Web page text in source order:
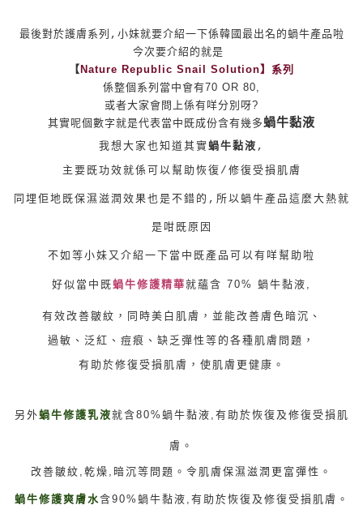
最後對於護膚系列,小妹就要介紹一下係韓國最出名的蝸牛產品啦
今次要介紹的就是
【Nature Republic Snail Solution】系列
係整個系列當中會有70 OR 80,
或者大家會問上係有咩分別呀?
其實呢個數字就是代表當中既成份含有幾多 蝸牛黏液
我想大家也知道其實蝸牛黏液 ,
主要既功效就係可以幫助 恢復/ 修復 受損肌膚
同埋佢地既保濕滋潤效果也是不錯的,所以蝸牛產品這麼大熱就
是咁既原因
不如等小妹又介紹一下當中既產品可以有咩幫助啦
好似當中既蝸牛修護精華就蘊含 70% 蝸牛黏液,
有效改善皺紋，同時美白肌膚， 並能改善膚色暗沉、
過敏、泛紅、痘痕、缺乏彈性等的各種肌膚問題，
有助於修復受損肌膚，使肌膚更健康。
另外 蝸牛修護乳液就含80%蝸牛黏液,有助於恢復及修復受損肌
膚。
改善皺紋,乾燥,暗沉等問題。令肌膚保濕滋潤更富彈性。
蝸牛修護爽膚水含90%蝸牛黏液,有助於恢復及修復受損肌膚。